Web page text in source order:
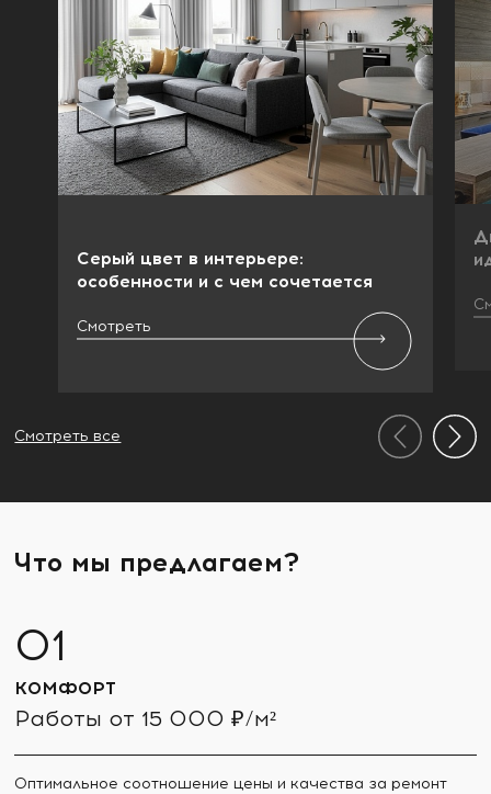
Серый цвет в интерьере:
особенности и с чем сочетается
Смотреть
Смотреть все
Что мы предлагаем?
КОМФОРТ
Работы от 15 000 ₽/м²
Оптимальное соотношение цены и качества за ремонт